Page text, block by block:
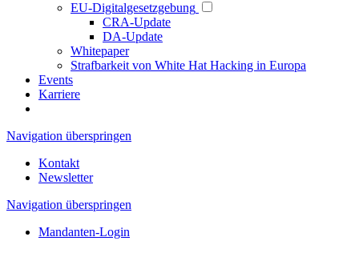
EU-Digitalgesetzgebung
CRA-Update
DA-Update
Whitepaper
Strafbarkeit von White Hat Hacking in Europa
Events
Karriere
Navigation überspringen
Kontakt
Newsletter
Navigation überspringen
Mandanten-Login